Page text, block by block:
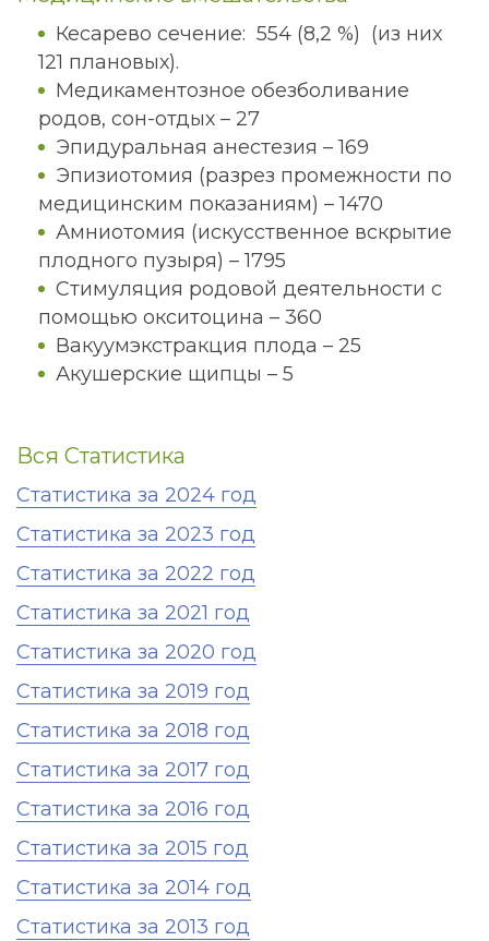
Кесарево сечение: 554 (8,2 %) (из них
121 плановых).
Медикаментозное обезболивание
родов, сон-отдых – 27
Эпидуральная анестезия – 169
Эпизиотомия (разрез промежности по
медицинским показаниям) – 1470
Амниотомия (искусственное вскрытие
плодного пузыря) – 1795
Стимуляция родовой деятельности с
помощью окситоцина – 360
Вакуумэкстракция плода – 25
Акушерские щипцы – 5
Вся Статистика
Статистика за 2024 год
Статистика за 2023 год
Статистика за 2022 год
Статистика за 2021 год
Статистика за 2020 год
Статистика за 2019 год
Статистика за 2018 год
Статистика за 2017 год
Статистика за 2016 год
Статистика за 2015 год
Статистика за 2014 год
Статистика за 2013 год